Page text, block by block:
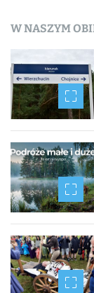
i
g
a
c
j
a
p
o
w
W NASZYM